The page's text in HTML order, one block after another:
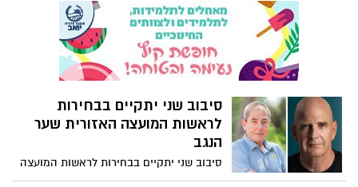
על אתגרי החינוך בעקבות אסון השבעה
באוקטובר. סוכם על חיזוק שיתופי הפעולה
לקידום חדשנות בתיכון שער הנגב, לצד
מעטפת תמיכה חינוכית ורגשית לשיקום
הקהילה.
סיבוב שני יתקיים בבחירות
לראשות המועצה האזורית שער
הנגב
סיבוב שני יתקיים בבחירות לראשות המועצה
האזורית שער הנגב, לאחר שהמועמד אורי